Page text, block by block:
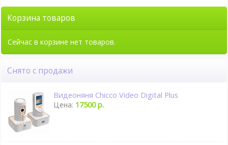
Корзина товаров
Сейчас в корзине нет товаров.
Снято с продажи
Видеоняня Chicco Video Digital Plus
Цена: 17500 р.